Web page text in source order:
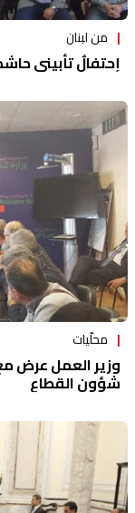
من لبنان
إحتفالٌ تأبيني
محلّيات
وزير العمل عرض
شؤون القطاع